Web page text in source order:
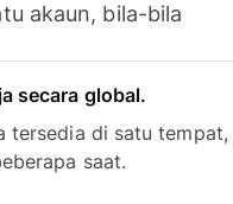
akaun, bila-bila
secara global.
tersedia di satu tempat,
saat.